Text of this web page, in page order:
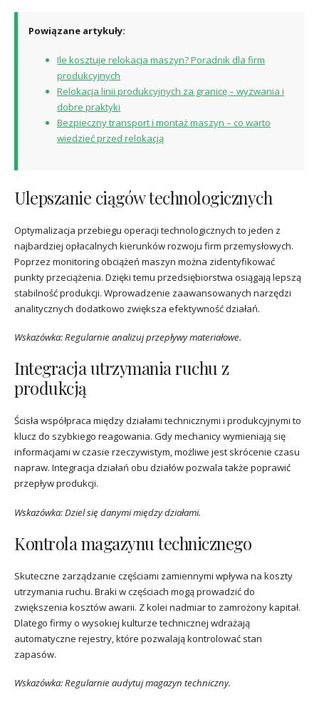
Powiązane artykuły:
Ile kosztuje relokacja maszyn? Poradnik dla firm
produkcyjnych
Relokacja linii produkcyjnych za granicę – wyzwania i
dobre praktyki
Bezpieczny transport i montaż maszyn – co warto
wiedzieć przed relokacją
Ulepszanie ciągów technologicznych
Optymalizacja przebiegu operacji technologicznych to jeden z
najbardziej opłacalnych kierunków rozwoju firm przemysłowych.
Poprzez monitoring obciążeń maszyn można zidentyfikować
punkty przeciążenia. Dzięki temu przedsiębiorstwa osiągają lepszą
stabilność produkcji. Wprowadzenie zaawansowanych narzędzi
analitycznych dodatkowo zwiększa efektywność działań.
Wskazówka: Regularnie analizuj przepływy materiałowe.
Integracja utrzymania ruchu z
produkcją
Ścisła współpraca między działami technicznymi i produkcyjnymi to
klucz do szybkiego reagowania. Gdy mechanicy wymieniają się
informacjami w czasie rzeczywistym, możliwe jest skrócenie czasu
napraw. Integracja działań obu działów pozwala także poprawić
przepływ produkcji.
Wskazówka: Dziel się danymi między działami.
Kontrola magazynu technicznego
Skuteczne zarządzanie częściami zamiennymi wpływa na koszty
utrzymania ruchu. Braki w częściach mogą prowadzić do
zwiększenia kosztów awarii. Z kolei nadmiar to zamrożony kapitał.
Dlatego firmy o wysokiej kulturze technicznej wdrażają
automatyczne rejestry, które pozwalają kontrolować stan
zapasów.
Wskazówka: Regularnie audytuj magazyn techniczny.